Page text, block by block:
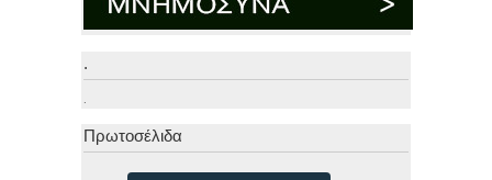
.
Πρωτοσέλιδα